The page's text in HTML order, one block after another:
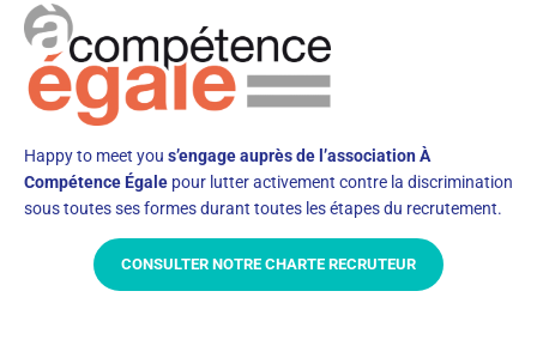
Happy to meet you s’engage auprès de l’association À
Compétence Égale pour lutter activement contre la discrimination
sous toutes ses formes durant toutes les étapes du recrutement.
CONSULTER NOTRE CHARTE RECRUTEUR